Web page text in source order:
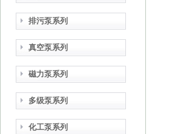
排污泵系列
真空泵系列
磁力泵系列
多级泵系列
化工泵系列